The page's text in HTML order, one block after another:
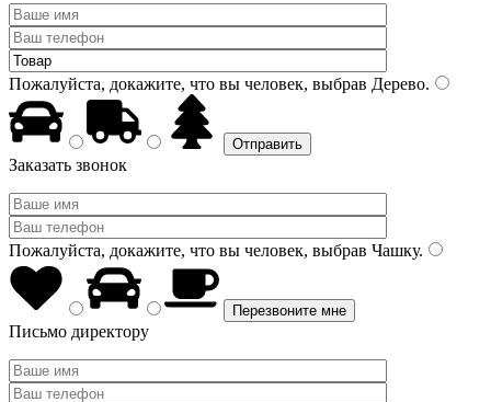
Пожалуйста, докажите, что вы человек, выбрав Дерево.
Заказать звонок
Пожалуйста, докажите, что вы человек, выбрав Чашку.
Письмо директору